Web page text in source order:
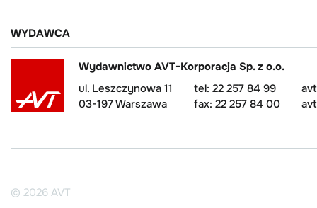
WYDAWCA
Wydawnictwo AVT-Korporacja Sp. z o.o.
ul. Leszczynowa 11
03-197 Warszawa
tel: 22 257 84 99
fax: 22 257 84 00
© 2026 AVT